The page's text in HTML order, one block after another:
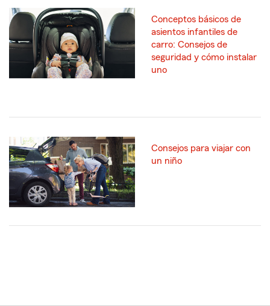
Conceptos básicos de
asientos infantiles de
carro: Consejos de
seguridad y cómo instalar
uno
Consejos para viajar con
un niño